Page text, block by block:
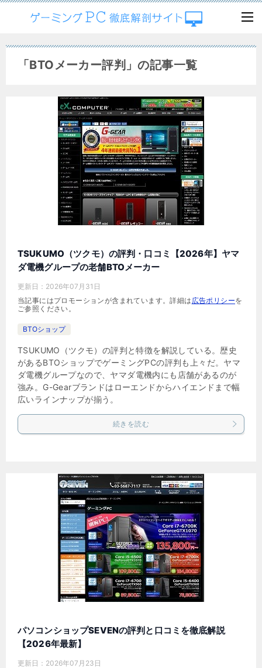
「BTOメーカー評判」の記事一覧
TSUKUMO（ツクモ）の評判・口コミ【2026年】ヤマ
ダ電機グループの老舗BTOメーカー
更新日： 2026年07月31日
当記事にはプロモーションが含まれています。詳細は 広告ポリシーを
ご参照ください。
BTOショップ
TSUKUMO（ツクモ）の評判と特徴を解説している。歴史
があるBTOショップでゲーミングPCの評判も上々だ。ヤマ
ダ電機グループなので、ヤマダ電機内にも店舗があるのが
強み。G-Gearブランドはローエンドからハイエンドまで幅
広いラインナップが揃う。
続きを読む
パソコンショップSEVENの評判と口コミを徹底解説
【2026年最新】
更新日： 2026年07月23日